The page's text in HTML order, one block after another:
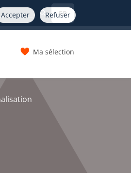
Accepter Refuser
FR
Ma sélection